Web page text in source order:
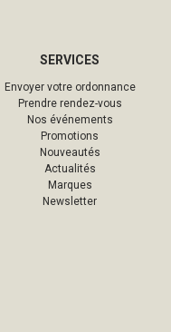
SERVICES
Envoyer votre ordonnance
Prendre rendez-vous
Nos événements
Promotions
Nouveautés
Actualités
Marques
Newsletter